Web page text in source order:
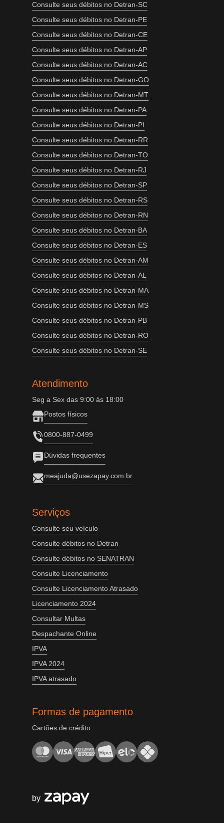
Consulte seus débitos no Detran-SC
Consulte seus débitos no Detran-PE
Consulte seus débitos no Detran-CE
Consulte seus débitos no Detran-AP
Consulte seus débitos no Detran-AC
Consulte seus débitos no Detran-GO
Consulte seus débitos no Detran-MT
Consulte seus débitos no Detran-PA
Consulte seus débitos no Detran-PI
Consulte seus débitos no Detran-RR
Consulte seus débitos no Detran-TO
Consulte seus débitos no Detran-RJ
Consulte seus débitos no Detran-SP
Consulte seus débitos no Detran-RS
Consulte seus débitos no Detran-RN
Consulte seus débitos no Detran-BA
Consulte seus débitos no Detran-ES
Consulte seus débitos no Detran-AM
Consulte seus débitos no Detran-AL
Consulte seus débitos no Detran-MA
Consulte seus débitos no Detran-MS
Consulte seus débitos no Detran-PB
Consulte seus débitos no Detran-RO
Consulte seus débitos no Detran-SE
Atendimento
Seg a Sex das 9:00 às 18:00
Postos físicos
0800-887-0499
Dúvidas frequentes
meajuda@usezapay.com.br
Serviços
Consulte seu veículo
Consulte débitos no Detran
Consulte débitos no SENATRAN
Consulte Licenciamento
Consulte Licenciamento Atrasado
Licenciamento 2024
Consultar Multas
Despachante Online
IPVA
IPVA 2024
IPVA atrasado
Formas de pagamento
Cartões de crédito
by